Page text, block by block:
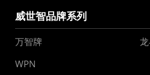
威世智品牌系列
万智牌
WPN